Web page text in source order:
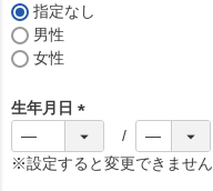
指定なし
男性
女性
生年月日
(
必
※設定すると変更できません